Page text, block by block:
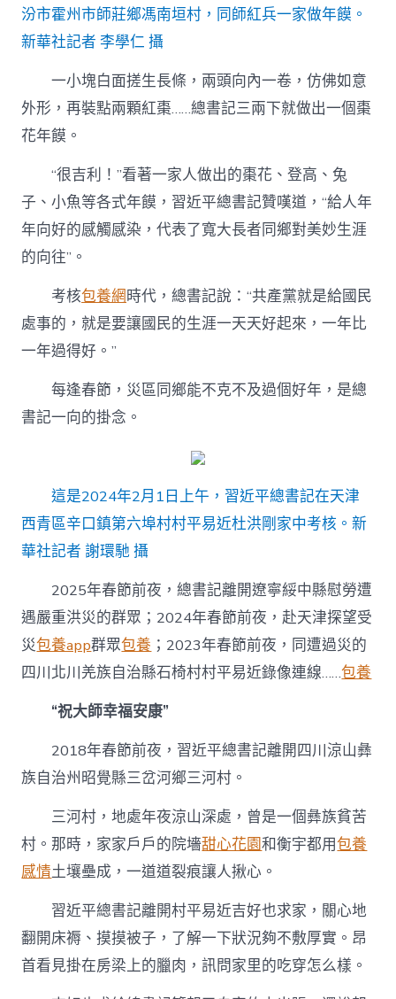
汾市霍州市師莊鄉馮南垣村，同師紅兵一家做年饃。
新華社記者 李學仁 攝
一小塊白面搓生長條，兩頭向內一卷，仿佛如意
外形，再裝點兩顆紅棗……總書記三兩下就做出一個棗
花年饃。
“很吉利！”看著一家人做出的棗花、登高、兔
子、小魚等各式年饃，習近平總書記贊嘆道，“給人年
年向好的感觸感染，代表了寬大長者同鄉對美妙生涯
的向往”。
考核包養網時代，總書記說：“共產黨就是給國民
處事的，就是要讓國民的生涯一天天好起來，一年比
一年過得好。”
每逢春節，災區同鄉能不克不及過個好年，是總
書記一向的掛念。
這是2024年2月1日上午，習近平總書記在天津
西青區辛口鎮第六埠村村平易近杜洪剛家中考核。新
華社記者 謝環馳 攝
2025年春節前夜，總書記離開遼寧綏中縣慰勞遭
遇嚴重洪災的群眾；2024年春節前夜，赴天津探望受
災包養app群眾包養 ；2023年春節前夜，同遭過災的
四川北川羌族自治縣石椅村村平易近錄像連線……包養
“祝大師幸福安康”
2018年春節前夜，習近平總書記離開四川涼山彝
族自治州昭覺縣三岔河鄉三河村。
三河村，地處年夜涼山深處，曾是一個彝族貧苦
村。那時，家家戶戶的院墻甜心花園和衡宇都用包養
感情土壤壘成，一道道裂痕讓人揪心。
習近平總書記離開村平易近吉好也求家，關心地
翻開床褥、摸摸被子，了解一下狀況夠不敷厚實。昂
首看見掛在房梁上的臘肉，訊問家里的吃穿怎么樣。